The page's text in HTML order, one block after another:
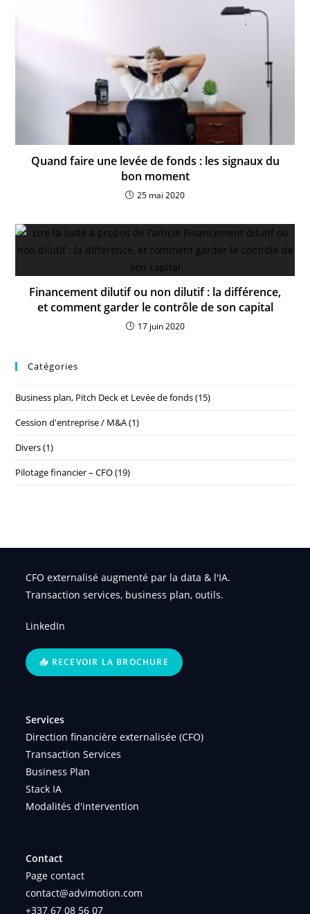
Quand faire une levée de fonds : les signaux du
bon moment
25 mai 2020
Financement dilutif ou non dilutif : la différence,
et comment garder le contrôle de son capital
17 juin 2020
Catégories
Business plan, Pitch Deck et Levée de fonds(15)
Cession d'entreprise / M&A(1)
Divers(1)
Pilotage financier – CFO(19)
CFO externalisé augmenté par la data & l'IA.
Transaction services, business plan, outils.
LinkedIn
📥 RECEVOIR LA BROCHURE
Services
Direction financière externalisée (CFO)
Transaction Services
Business Plan
Stack IA
Modalités d'intervention
Contact
Page contact
contact@advimotion.com
+337 67 08 56 07